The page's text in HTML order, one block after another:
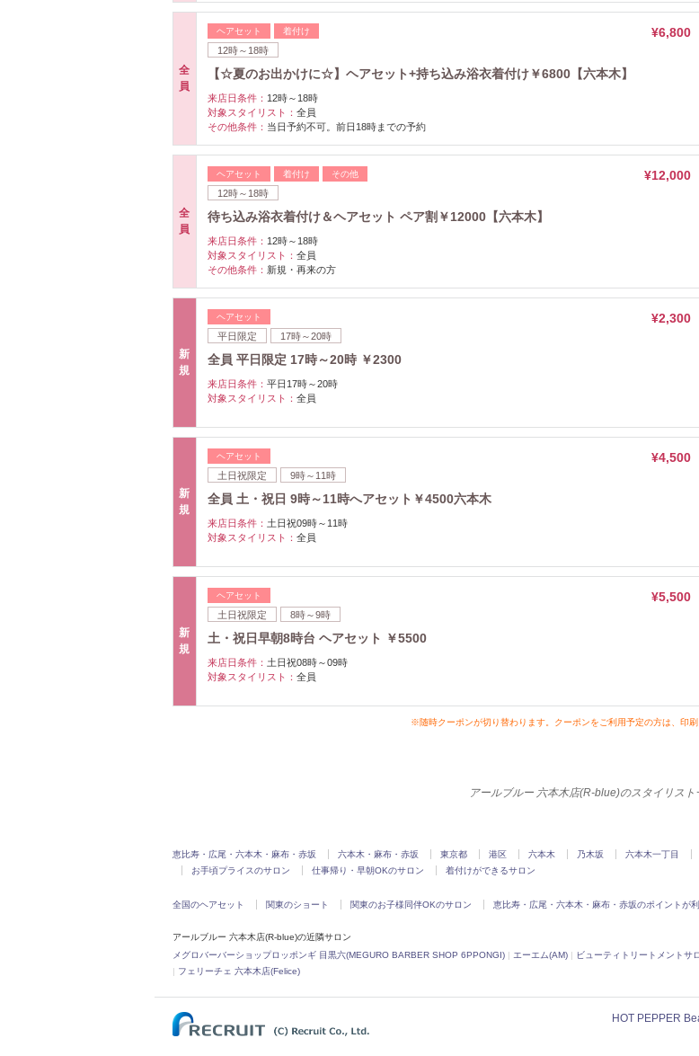
全
員
ヘアセット 着付け
12時～18時
¥6,800
【☆夏のお出かけに☆】ヘアセット+持ち込み浴衣着付け￥6800【六本木】
来店日条件： 12時～18時
対象スタイリスト： 全員
その他条件： 当日予約不可。前日18時までの予約
全
員
ヘアセット 着付け その他
12時～18時
¥12,000
待ち込み浴衣着付け＆ヘアセット ペア割￥12000【六本木】
来店日条件： 12時～18時
対象スタイリスト： 全員
その他条件： 新規・再来の方
新
規
ヘアセット
平日限定 17時～20時
¥2,300
全員 平日限定 17時～20時 ￥2300
来店日条件： 平日17時～20時
対象スタイリスト： 全員
新
規
ヘアセット
土日祝限定 9時～11時
¥4,500
全員 土・祝日 9時～11時へアセット￥4500六本木
来店日条件： 土日祝09時～11時
対象スタイリスト： 全員
新
規
ヘアセット
土日祝限定 8時～9時
¥5,500
土・祝日早朝8時台 ヘアセット ￥5500
来店日条件： 土日祝08時～09時
対象スタイリスト： 全員
※随時クーポンが切り替わります。クーポンをご利用予定の方は、印刷
アールブルー 六本木店(R-blue)のスタイリス
恵比寿・広尾・六本木・麻布・赤坂 六本木・麻布・赤坂 東京都 港区 六本木 乃木坂 六本木一丁目
お手頃プライスのサロン
仕事帰り・早朝OKのサロン 着付けができるサロン
全国のヘアセット 関東のショート 関東のお子様同伴OKのサロン 恵比寿・広尾・六本木・麻布・赤坂のポイントが
アールブルー 六本木店(R-blue)の近隣サロン
メグロバーバーショップロッポンギ 目黒六(MEGURO BARBER SHOP 6PPONGI) | エーエム(AM) | ビューティトリートメント
| フェリーチェ 六本木店(Felice)
HOT PEPPER